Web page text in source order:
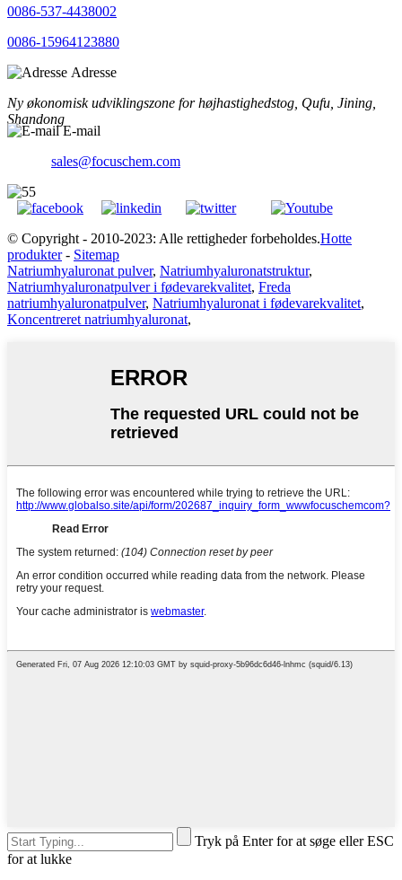
0086-537-4438002
0086-15964123880
Adresse
Ny økonomisk udviklingszone for højhastighedstog, Qufu, Jining,
Shandong
E-mail
sales@focuschem.com
© Copyright - 2010-2023: Alle rettigheder forbeholdes.Hotte
produkter- Sitemap
Natriumhyaluronat pulver, Natriumhyaluronatstruktur,
Natriumhyaluronatpulver i fødevarekvalitet, Freda
natriumhyaluronatpulver, Natriumhyaluronat i fødevarekvalitet,
Koncentreret natriumhyaluronat,
Tryk på Enter for at søge eller ESC
for at lukke